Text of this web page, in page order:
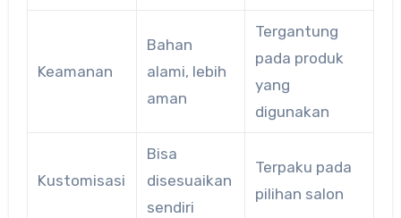
Keamanan
Bahan
alami, lebih
aman
Tergantung
pada produk
yang
digunakan
Kustomisasi
Bisa
disesuaikan
sendiri
Terpaku pada
pilihan salon